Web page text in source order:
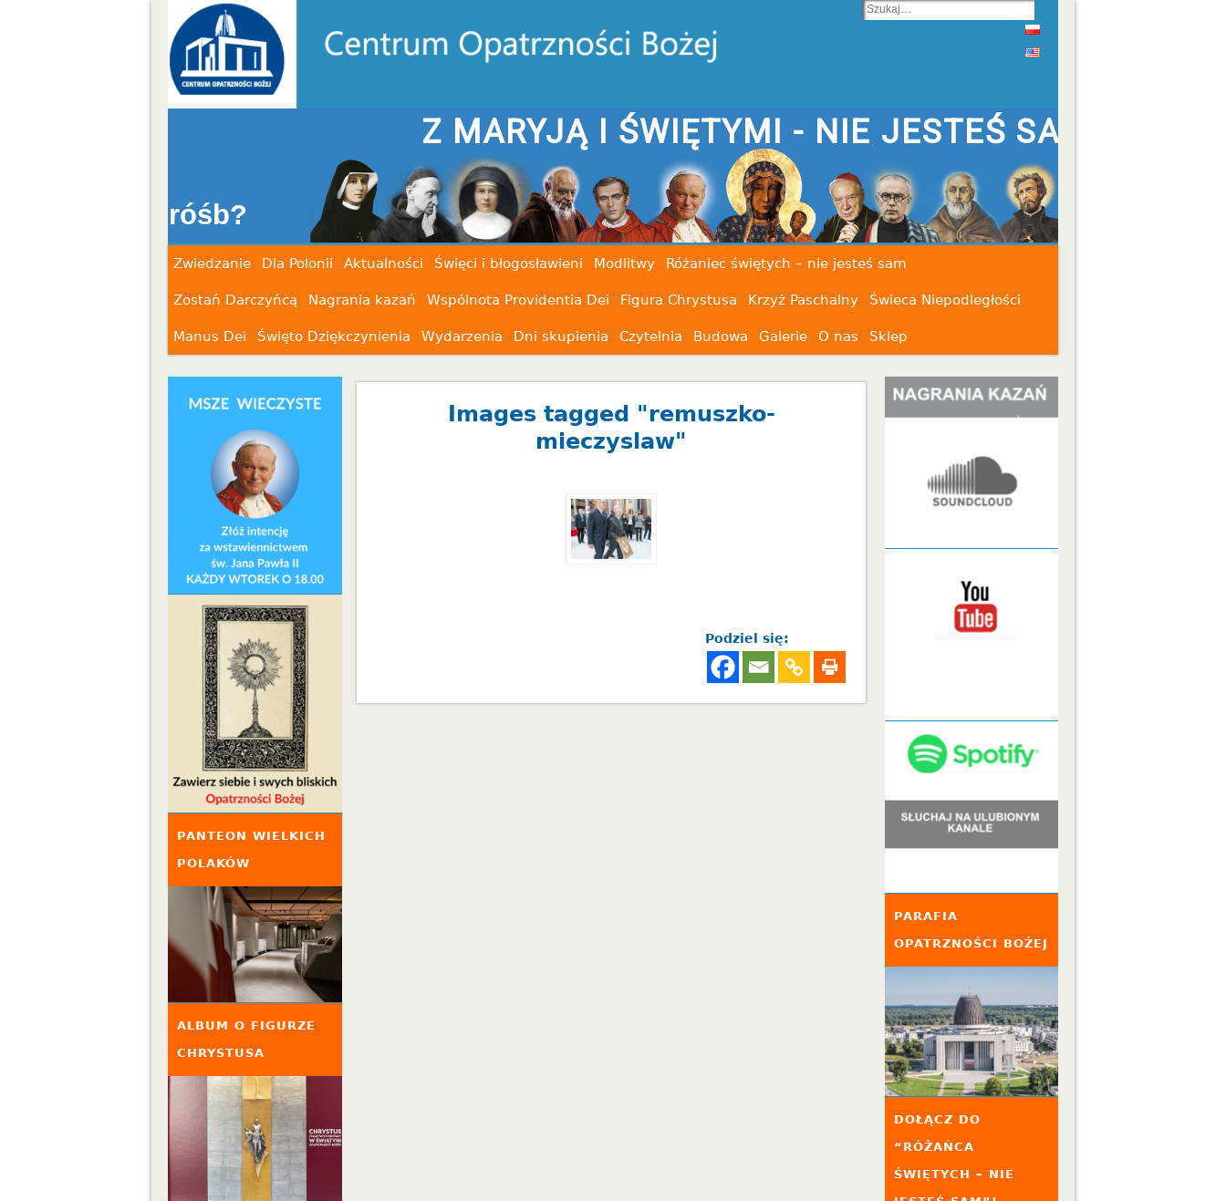
Z MARYJĄ I ŚWIĘTYMI - NIE JESTEŚ SAM
Zwiedzanie Dla Polonii Aktualności Święci i błogosławieni Modlitwy Różaniec świętych – nie jesteś sam
Zostań Darczyńcą Nagrania kazań Wspólnota Providentia Dei Figura Chrystusa Krzyż Paschalny Świeca Niepodległości
Manus Dei Święto Dziękczynienia Wydarzenia Dni skupienia Czytelnia Budowa Galerie O nas Sklep
Images tagged "remuszko-
mieczyslaw"
Podziel się:
PANTEON WIELKICH
POLAKÓW
ALBUM O FIGURZE
CHRYSTUSA
PARAFIA
OPATRZNOŚCI BOŻEJ
DOŁĄCZ DO
“RÓŻAŃCA
ŚWIĘTYCH – NIE